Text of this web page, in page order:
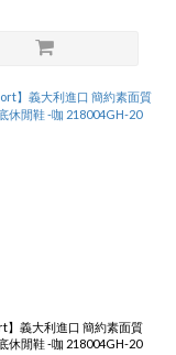
】義大利進口 簡約素面質
休閒鞋 -咖 218004GH-20